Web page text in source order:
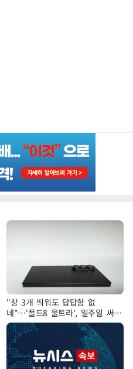
"창 3개 띄워도 답답함 없
네"…'폴드8 울트라', 일주일 써보
니